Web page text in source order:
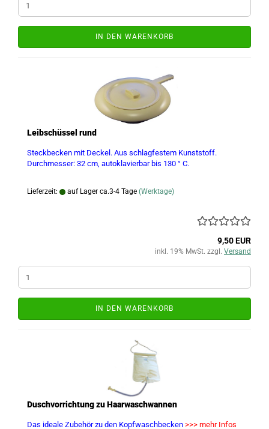
IN DEN WARENKORB
Leibschüssel rund
Steckbecken mit Deckel. Aus schlagfestem Kunststoff.
Durchmesser: 32 cm, autoklavierbar bis 130 ° C.
Lieferzeit: auf Lager ca.3-4 Tage (Werktage)
9,50 EUR
inkl. 19% MwSt. zzgl. Versand
IN DEN WARENKORB
Duschvorrichtung zu Haarwaschwannen
Das ideale Zubehör zu den Kopfwaschbecken >>> mehr Infos